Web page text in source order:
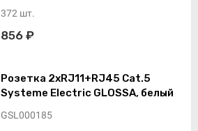
372 шт.
856 ₽
Розетка 2xRJ11+RJ45 Cat.5
Systeme Electric GLOSSA, белый
GSL000185